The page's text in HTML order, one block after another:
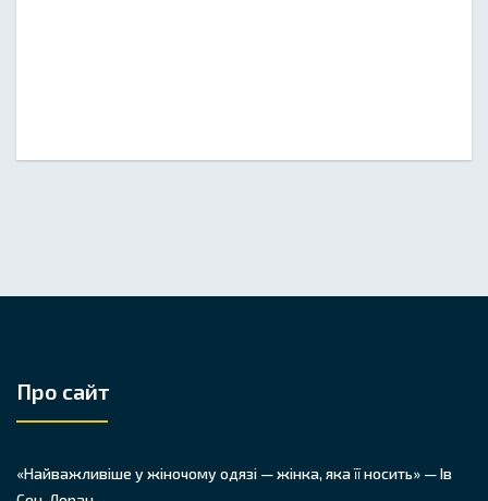
Про сайт
«Найважливіше у жіночому одязі — жінка, яка її носить» — Ів